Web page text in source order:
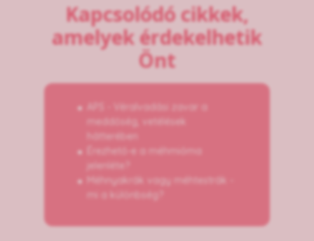
Kapcsolódó cikkek,
amelyek érdekelhetik
Önt
APS - Véralvadási zavar a
meddőség, vetélések
hátterében
Érezhető-e a méhmióma
jelenléte?
Méhnyakrák vagy méhtestrák -
mi a különbség?